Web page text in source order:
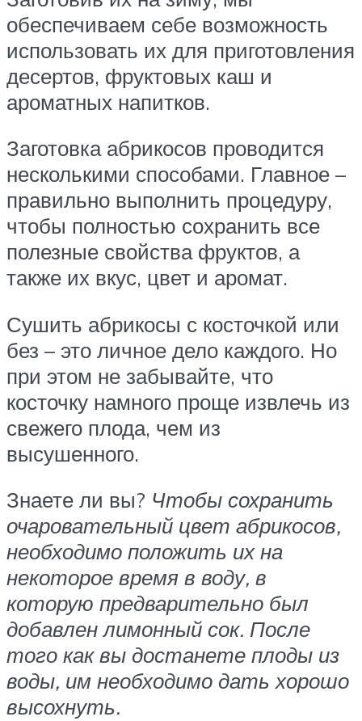
обеспечиваем себе возможность
использовать их для приготовления
десертов, фруктовых каш и
ароматных напитков.
Заготовка абрикосов проводится
несколькими способами. Главное –
правильно выполнить процедуру,
чтобы полностью сохранить все
полезные свойства фруктов, а
также их вкус, цвет и аромат.
Сушить абрикосы с косточкой или
без – это личное дело каждого. Но
при этом не забывайте, что
косточку намного проще извлечь из
свежего плода, чем из
высушенного.
Знаете ли вы? Чтобы сохранить
очаровательный цвет абрикосов,
необходимо положить их на
некоторое время в воду, в
которую предварительно был
добавлен лимонный сок. После
того как вы достанете плоды из
воды, им необходимо дать хорошо
высохнуть.